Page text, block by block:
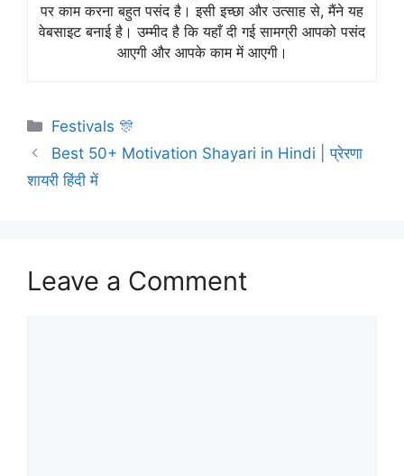
पर काम करना बहुत पसंद है। इसी इच्छा और उत्साह से, मैंने यह
वेबसाइट बनाई है। उम्मीद है कि यहाँ दी गई सामग्री आपको पसंद
आएगी और आपके काम में आएगी।
Festivals 🎊
Best 50+ Motivation Shayari in Hindi | प्रेरणा
शायरी हिंदी में
Leave a Comment